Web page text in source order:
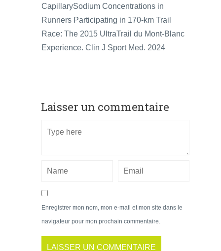
CapillarySodium Concentrations in
Runners Participating in 170-km Trail
Race: The 2015 UltraTrail du Mont-Blanc
Experience. Clin J Sport Med. 2024
Laisser un commentaire
Enregistrer mon nom, mon e-mail et mon site dans le
navigateur pour mon prochain commentaire.